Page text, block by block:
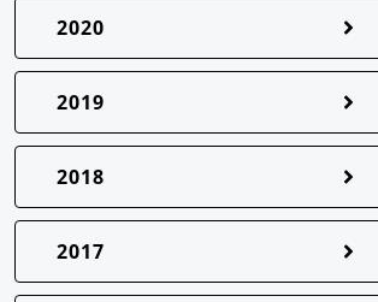
2020
2019
2018
2017